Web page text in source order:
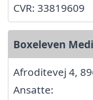
CVR: 33819609
Boxeleven
Afroditevej 4,
Ansatte: